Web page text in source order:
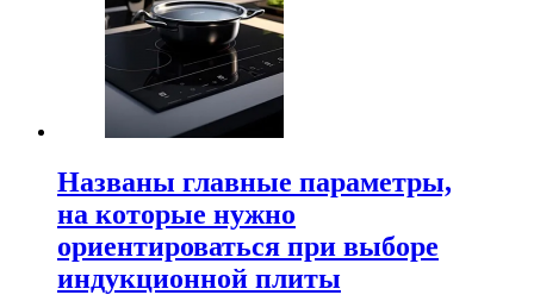
Названы главные параметры,
на которые нужно
ориентироваться при выборе
индукционной плиты